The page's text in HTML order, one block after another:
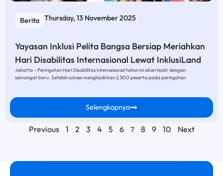
Berita Thursday, 13 November 2025
Yayasan Inklusi Pelita Bangsa Bersiap Meriahkan
Hari Disabilitas Internasional Lewat InklusiLand
Jakarta – Peringatan Hari Disabilitas Internasional tahun ini akan hadir dengan
semangat baru. Setelah sukses menghadirkan 2.500 peserta pada peringatan
Selengkapnya
Previous 1 2 3 4 5 6 7 8 9 10 Next